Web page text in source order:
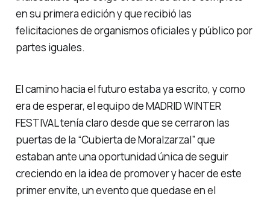
en su primera edición y que recibió las
felicitaciones de organismos oficiales y público por
partes iguales.
El camino hacia el futuro estaba ya escrito, y como
era de esperar, el equipo de MADRID WINTER
FESTIVAL tenía claro desde que se cerraron las
puertas de la “Cubierta de Moralzarzal” que
estaban ante una oportunidad única de seguir
creciendo en la idea de promover y hacer de este
primer envite, un evento que quedase en el